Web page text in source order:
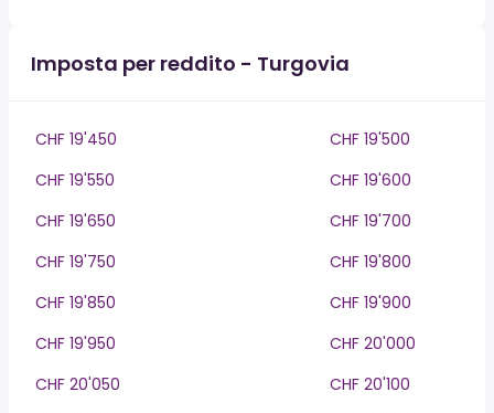
Imposta per reddito - Turgovia
CHF 19'450
CHF 19'500
CHF 19'550
CHF 19'600
CHF 19'650
CHF 19'700
CHF 19'750
CHF 19'800
CHF 19'850
CHF 19'900
CHF 19'950
CHF 20'000
CHF 20'050
CHF 20'100